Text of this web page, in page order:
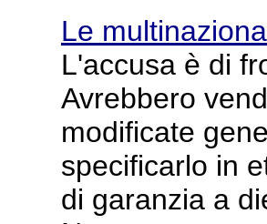
Le
L'accusa è di
Avrebbero
modificate
specificarlo in
di garanzia a